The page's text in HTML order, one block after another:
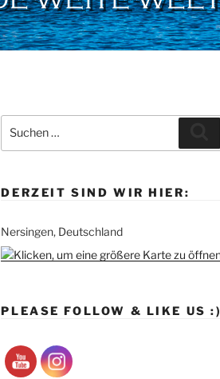
nach:
DERZEIT SIND WIR HIER:
Nersingen, Deutschland
PLEASE FOLLOW & LIKE US :)